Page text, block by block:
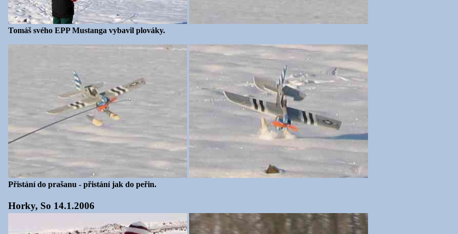
Tomáš svého EPP Mustanga vybavil plováky.
Přistání do prašanu - přistání jak do peřin.
Horky, So 14.1.2006